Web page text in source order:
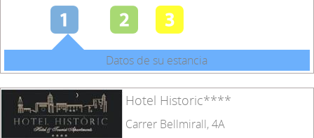
Datos de su estancia
Hotel Historic****
Carrer Bellmirall, 4A